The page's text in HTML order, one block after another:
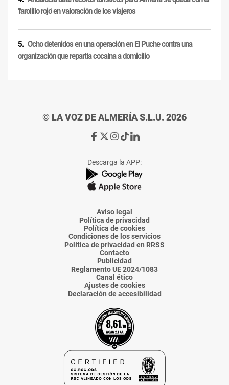
'farolillo rojo' en valoración de los viajeros
Ocho detenidos en una operación en El Puche contra una
organización que repartía cocaína a domicilio
© LA VOZ DE ALMERÍA S.L.U. 2026
Ir
de
La
Voz
Almería
Ir
de
La
Voz
Almería
Ir
de
La
Voz
Almería
Ir
de
La
Voz
Almería
Ir
de
La
Voz
Descarga la APP:
Aviso legal
Política de privacidad
Política de cookies
Condiciones de los servicios
Política de privacidad en RRSS
Contacto
Publicidad
Reglamento UE 2024/1083
Canal ético
Ajustes de cookies
Declaración de accesibilidad